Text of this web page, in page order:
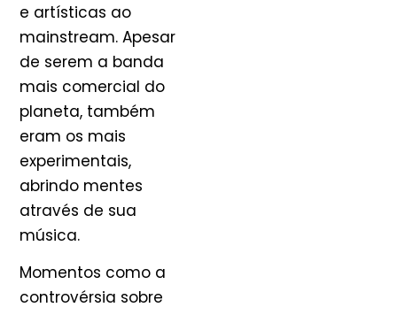
e artísticas ao
mainstream. Apesar
de serem a banda
mais comercial do
planeta, também
eram os mais
experimentais,
abrindo mentes
através de sua
música.
Momentos como a
controvérsia sobre